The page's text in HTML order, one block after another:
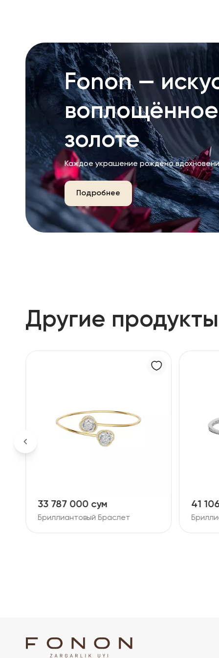
Fonon —
золоте
Каждое украшение рождено
Подробнее
Другие
33 787 000 сум
Бриллиантовый Браслет
41